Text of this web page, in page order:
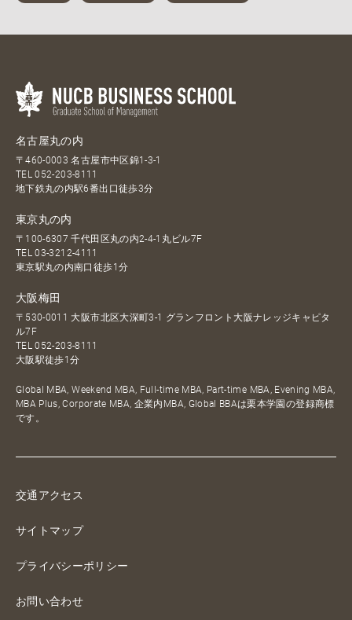
名古屋丸の内
〒460-0003 名古屋市中区錦1-3-1
TEL052-203-8111
地下鉄丸の内駅6番出口徒歩3分
東京丸の内
〒100-6307 千代田区丸の内2-4-1丸ビル7F
TEL03-3212-4111
東京駅丸の内南口徒歩1分
大阪梅田
〒530-0011 大阪市北区大深町3-1 グランフロント大阪ナレッジキャピタ
ル7F
TEL052-203-8111
大阪駅徒歩1分
Global MBA, Weekend MBA, Full-time MBA, Part-time MBA, Evening MBA,
MBA Plus, Corporate MBA, 企業内MBA, Global BBAは栗本学園の登録商標
です。
交通アクセス
サイトマップ
プライバシーポリシー
お問い合わせ